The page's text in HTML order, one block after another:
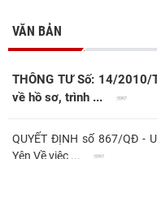
VĂN BẢN
THÔNG TƯ Số: 14/2010/
về hồ sơ, trình ...
QUYẾT ĐỊNH số 867/QĐ -
Yên Về việc ...